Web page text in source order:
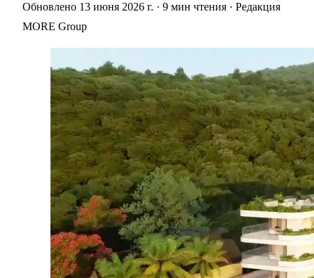
Обновлено 13 июня 2026 г. · 9 мин чтения · Редакция
MORE Group